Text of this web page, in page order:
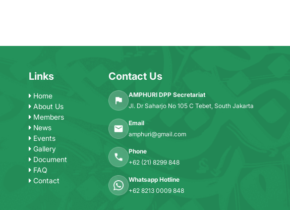
Links
Home
About Us
Members
News
Events
Gallery
Document
FAQ
Contact
Contact Us
AMPHURI DPP Secretariat
Jl. Dr Saharjo No 105 C Tebet, South Jakarta
Email
amphuri@gmail.com
Phone
+62 (21) 8299 848
Whatsapp Hotline
+62 8213 0009 848